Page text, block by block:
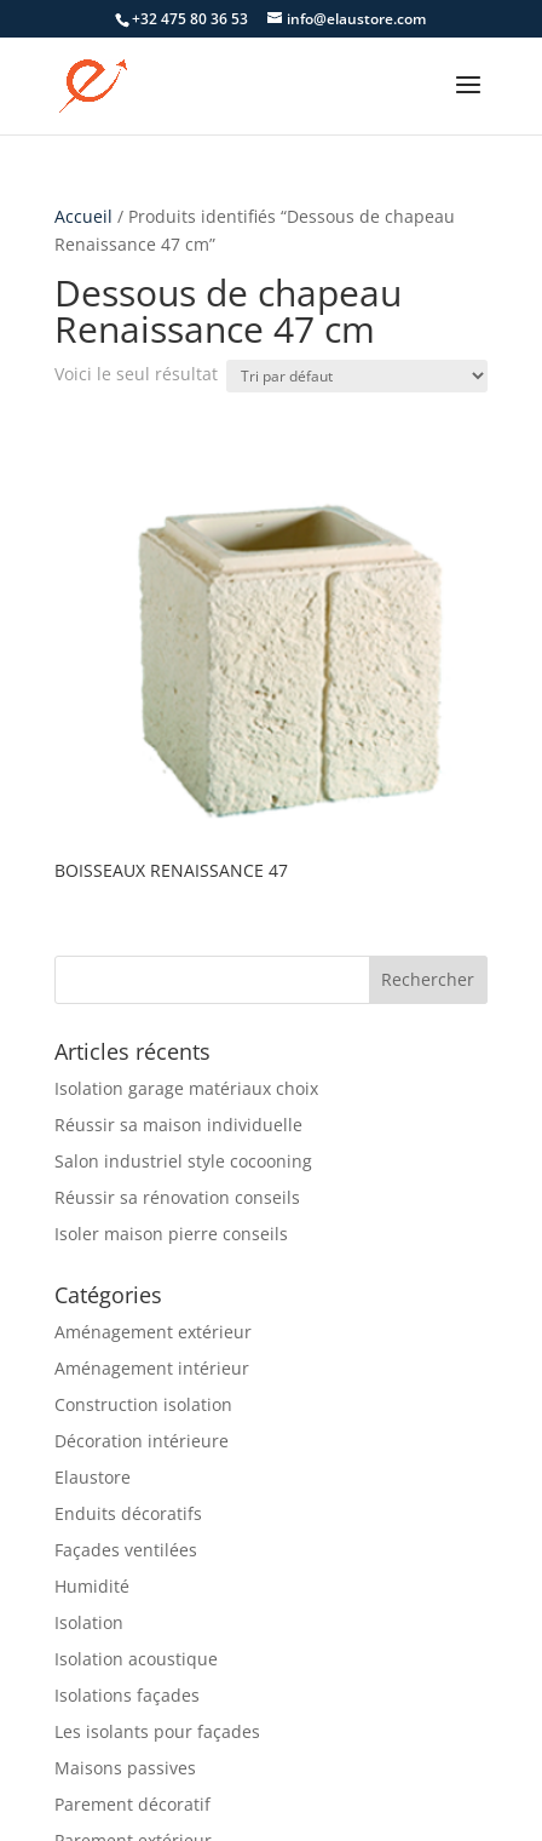
+32 475 80 36 53 info@elaustore.com
Accueil / Produits identifiés “Dessous de chapeau
Renaissance 47 cm”
Dessous de chapeau
Renaissance 47 cm
Voici le seul résultat
BOISSEAUX RENAISSANCE 47
Articles récents
Isolation garage matériaux choix
Réussir sa maison individuelle
Salon industriel style cocooning
Réussir sa rénovation conseils
Isoler maison pierre conseils
Catégories
Aménagement extérieur
Aménagement intérieur
Construction isolation
Décoration intérieure
Elaustore
Enduits décoratifs
Façades ventilées
Humidité
Isolation
Isolation acoustique
Isolations façades
Les isolants pour façades
Maisons passives
Parement décoratif